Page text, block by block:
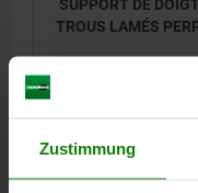
Zustimmung
SUPPORT DE
TROUS LAMÉS
3,79 CHF